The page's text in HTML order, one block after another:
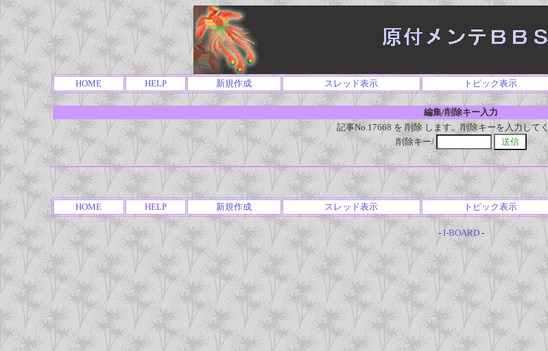
HOME HELP 新規作成 スレッド表示 トピック表示
編集/削除キー入力
記事No.17668 を 削除 します。削除キーを入力して
削除キー/
HOME HELP 新規作成 スレッド表示 トピック表示
- I-BOARD-